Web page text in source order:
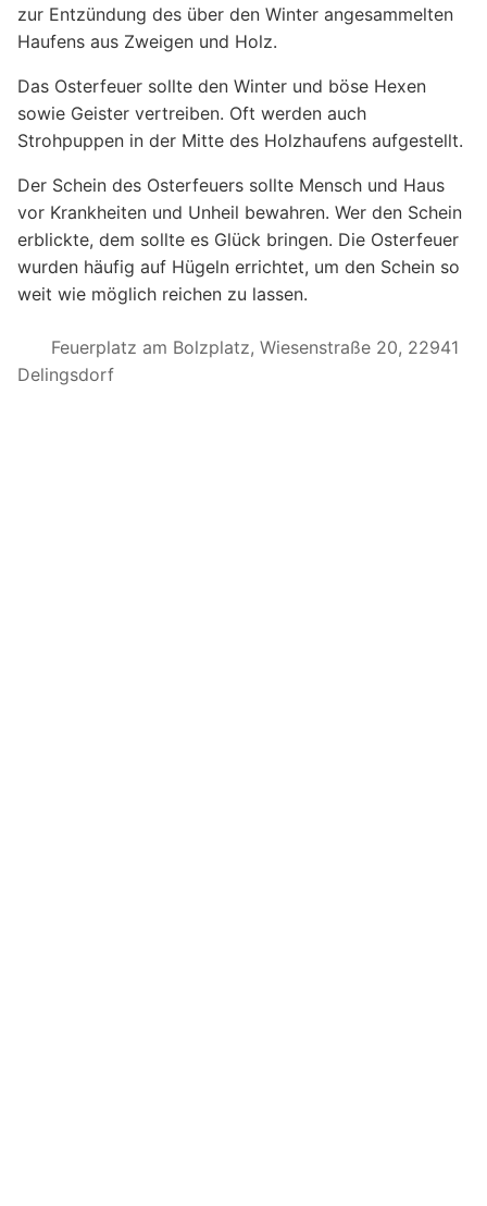
zur Entzündung des über den Winter angesammelten
Haufens aus Zweigen und Holz.
Das Osterfeuer sollte den Winter und böse Hexen
sowie Geister vertreiben. Oft werden auch
Strohpuppen in der Mitte des Holzhaufens aufgestellt.
Der Schein des Osterfeuers sollte Mensch und Haus
vor Krankheiten und Unheil bewahren. Wer den Schein
erblickte, dem sollte es Glück bringen. Die Osterfeuer
wurden häufig auf Hügeln errichtet, um den Schein so
weit wie möglich reichen zu lassen.
Feuerplatz am Bolzplatz, Wiesenstraße 20, 22941
Delingsdorf